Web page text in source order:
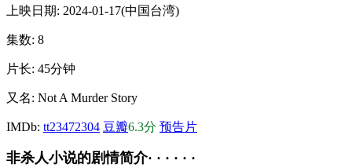
上映日期: 2024-01-17(中国台湾)
集数: 8
片长: 45分钟
又名: Not A Murder Story
IMDb: tt23472304 豆瓣6.3分 预告片
非杀人小说的剧情简介· · · · · ·